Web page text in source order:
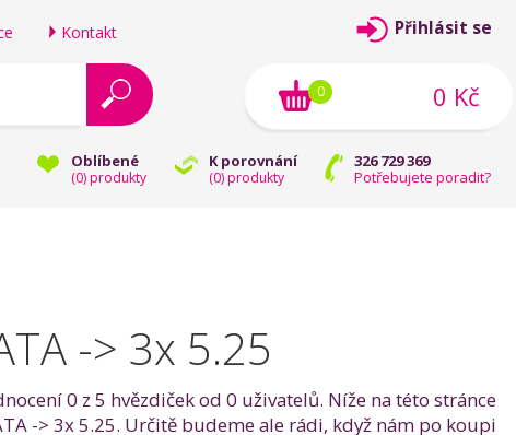
Kontakt
Oblíbené
(0) produkty
K porovnání
(0) produkty
326 729 369
Potřebujete poradit?
Přihlásit se
0 Kč
0
-> 3x 5.25
0 z 5 hvězdiček od 0 uživatelů. Níže na této stránce
-> 3x 5.25. Určitě budeme ale rádi, když nám po koupi